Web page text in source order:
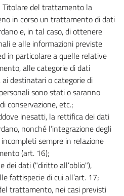
del trattamento la
in corso un trattamento di dati
e, in tal caso, di ottenere
e alle informazioni previste
in particolare a quelle relative
alle categorie di dati
destinatari o categorie di
sono stati o saranno
conservazione, etc.;
inesatti, la rettifica dei dati
nonché l’integrazione degli
sempre in relazione
(art. 16);
dei dati ("diritto all’oblio"),
fattispecie di cui all’art. 17;
trattamento, nei casi previsti